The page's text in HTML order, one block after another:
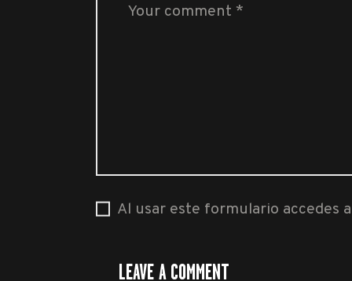
Al usar este formulario accedes